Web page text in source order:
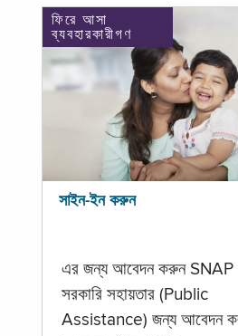
ফিরে আসা
ব্যবহারকারীগণ
সাইন-ইন করুন
এর জন্য আবেদন করুন SNAP
সরকারি সহায়তার (Public
Assistance) জন্য আবেদন